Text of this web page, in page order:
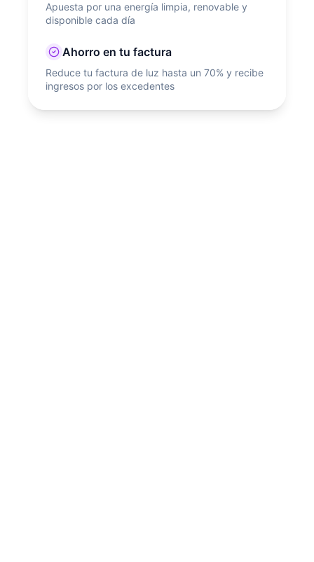
Apuesta por una energía limpia, renovable y
disponible cada día
Ahorro en tu factura
Reduce tu factura de luz hasta un 70% y recibe
ingresos por los excedentes